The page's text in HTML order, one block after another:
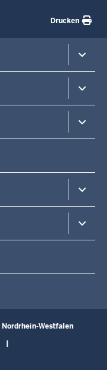
Drucken
mit Behinderung
Westfalen